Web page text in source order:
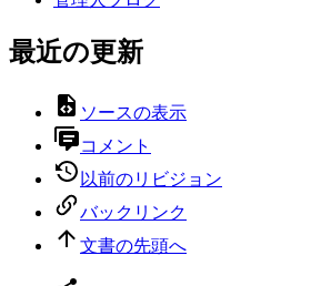
最近の更新
ソースの表示
コメント
以前のリビジョン
バックリンク
文書の先頭へ